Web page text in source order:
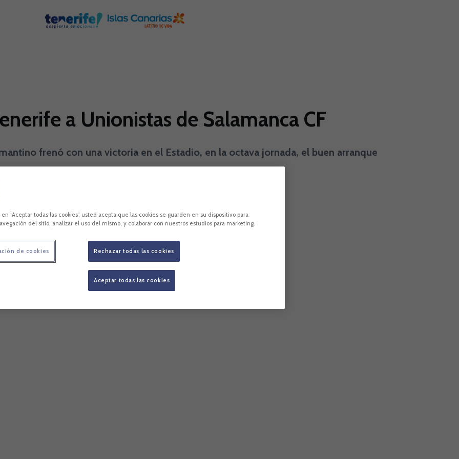
a Unionistas de Salamanca CF
frenó con una victoria en el Estadio, en la octava jornada, el buen arranque
Federación
“Aceptar todas las cookies”, usted acepta que las cookies se guarden en su dispositivo para
del sitio, analizar el uso del mismo, y colaborar con nuestros estudios para marketing.
Rechazar todas las cookies
Aceptar todas las cookies
de cookies